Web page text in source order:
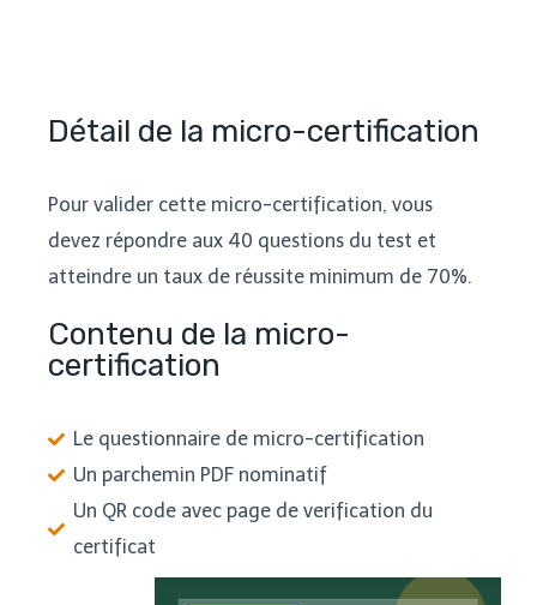
Détail de la micro-certification
Pour valider cette micro-certification, vous
devez répondre aux 40 questions du test et
atteindre un taux de réussite minimum de 70%.
Contenu de la micro-
certification
Le questionnaire de micro-certification
Un parchemin PDF nominatif
Un QR code avec page de verification du
certificat